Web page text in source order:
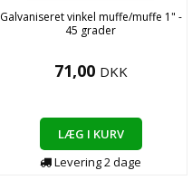
Galvaniseret vinkel muffe/muffe 1" -
45 grader
71,00 DKK
LÆG I KURV
Levering2dage